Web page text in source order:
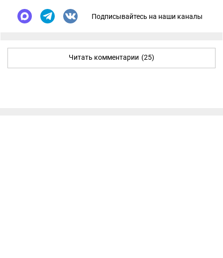
Подписывайтесь на наши каналы
Читать комментарии (25)